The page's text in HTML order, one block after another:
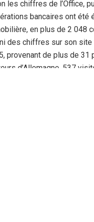
les chiffres de l’Office,
bancaires ont
en plus de 2 048
des chiffres sur son site
provenant de plus de 31
d’Allemagne, 537